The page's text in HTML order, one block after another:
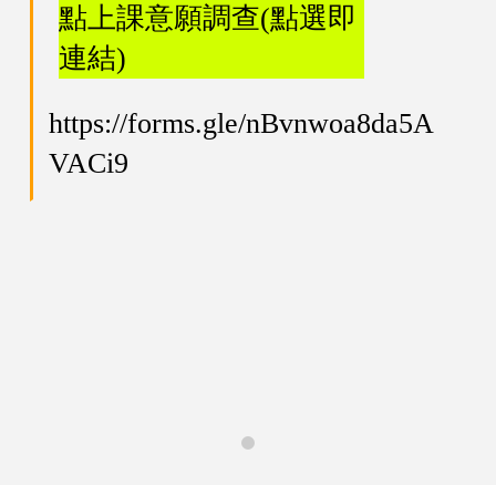
點上課意願調查(點選即
連結)
https://forms.gle/nBvnwoa8da5A
VACi9
0